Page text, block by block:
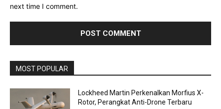
next time I comment.
MOST POPULAR
Lockheed Martin Perkenalkan Morfius X-
Rotor, Perangkat Anti-Drone Terbaru